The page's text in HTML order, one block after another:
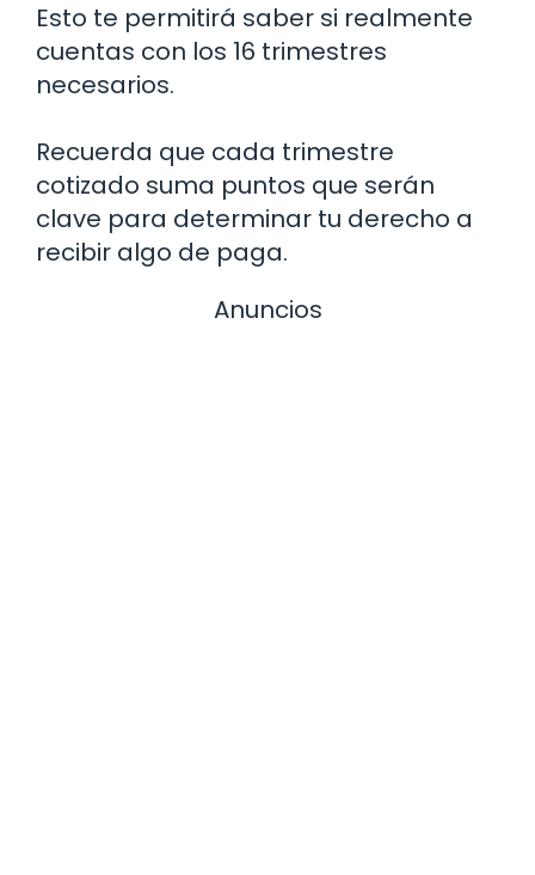
Esto te permitirá saber si realmente
cuentas con los 16 trimestres
necesarios.
Recuerda que cada trimestre
cotizado suma puntos que serán
clave para determinar tu derecho a
recibir algo de paga.
Anuncios